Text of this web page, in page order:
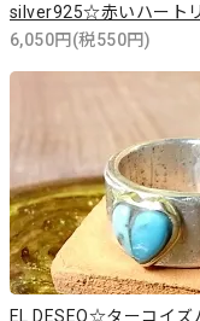
silver925☆赤いハート
6,050円(税550円)
EL DESEO☆ターコイズ